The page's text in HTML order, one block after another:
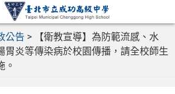
公告 >
【衛教宣導】為防範流感、水
胃炎等傳染病於校園傳播，請全校師生
。